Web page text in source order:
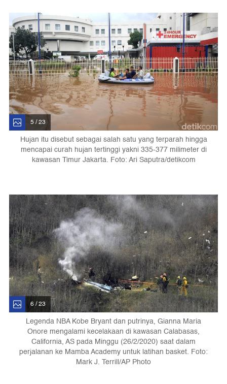
5 / 23
Hujan itu disebut sebagai salah satu yang terparah hingga
mencapai curah hujan tertinggi yakni 335-377 milimeter di
kawasan Timur Jakarta. Foto: Ari Saputra/detikcom
6 / 23
Legenda NBA Kobe Bryant dan putrinya, Gianna Maria
Onore mengalami kecelakaan di kawasan Calabasas,
California, AS pada Minggu (26/2/2020) saat dalam
perjalanan ke Mamba Academy untuk latihan basket. Foto:
Mark J. Terrill/AP Photo